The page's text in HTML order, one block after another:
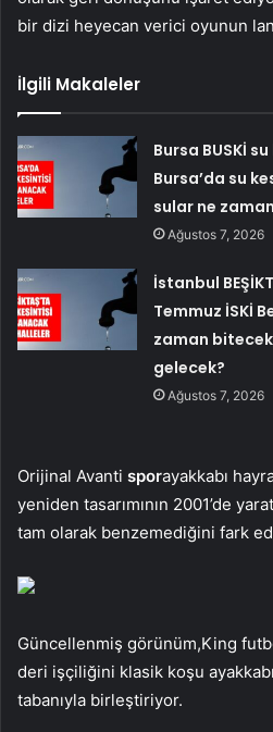
bir dizi heyecan verici oyunun
İlgili Makaleler
Bursa BUSKİ
Bursa’da su
sular ne
Ağustos 7, 2026
İstanbul
Temmuz İSKİ
zaman
gelecek?
Ağustos 7, 2026
Orijinal Avanti sporayakkabı
yeniden tasarımının 2001’de
tam olarak benzemediğini fark
Güncellenmiş görünüm,King
deri işçiliğini klasik koşu
tabanıyla birleştiriyor.